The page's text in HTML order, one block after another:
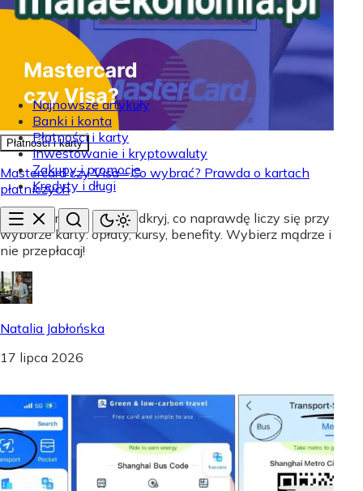
Najnowsze artykuły
Banki i konta
Płatności i karty
Inwestowanie i kryptowaluty
Zakupy i promocje
Kredyty i długi
Płatności i karty
Mastercard czy Visa - Co wybrać? Prawda o kartach
płatniczych
Mastercard czy Visa? Odkryj, co naprawdę liczy się przy
wyborze karty: opłaty, kursy, benefity. Wybierz mądrze i
nie przepłacaj!
Natalia Jabłońska
17 lipca 2026